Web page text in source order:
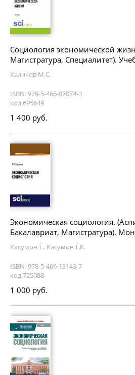
Социология экономической
Магистратура, Специалитет).
Халиков М.С.
ISBN: 978-5-466-07074-3
код 695649
1 400 руб.
Экономическая социология.
Бакалавриат, Магистратура).
Касумов Т., Касумов Т.К.
ISBN: 978-5-466-13143-7
код 725088
1 000 руб.